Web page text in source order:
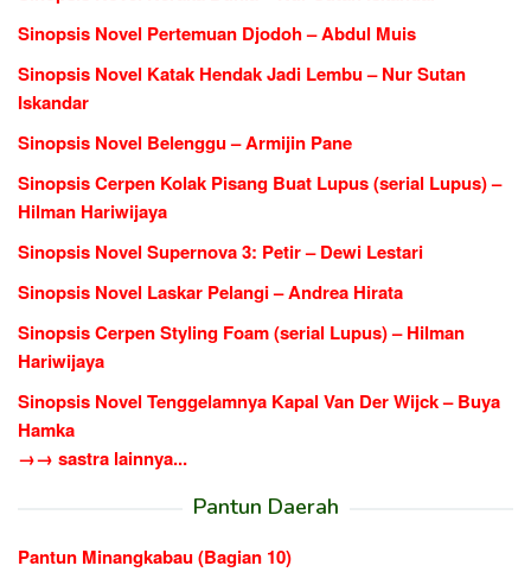
Sinopsis Novel Pertemuan Djodoh – Abdul Muis
Sinopsis Novel Katak Hendak Jadi Lembu – Nur Sutan
Iskandar
Sinopsis Novel Belenggu – Armijin Pane
Sinopsis Cerpen Kolak Pisang Buat Lupus (serial Lupus) –
Hilman Hariwijaya
Sinopsis Novel Supernova 3: Petir – Dewi Lestari
Sinopsis Novel Laskar Pelangi – Andrea Hirata
Sinopsis Cerpen Styling Foam (serial Lupus) – Hilman
Hariwijaya
Sinopsis Novel Tenggelamnya Kapal Van Der Wijck – Buya
Hamka
→→ sastra lainnya...
Pantun Daerah
Pantun Minangkabau (Bagian 10)